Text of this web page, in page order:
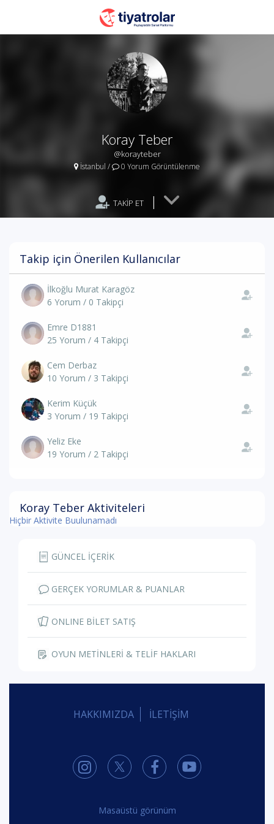
Koray Teber
@korayteber
İstanbul / 0 Yorum Görüntülenme
TAKİP ET |
Takip için Önerilen Kullanıcılar
İlkoğlu Murat Karagöz
6 Yorum / 0 Takipçi
Emre D1881
25 Yorum / 4 Takipçi
Cem Derbaz
10 Yorum / 3 Takipçi
Kerim Küçük
3 Yorum / 19 Takipçi
Yeliz Eke
19 Yorum / 2 Takipçi
Koray Teber Aktiviteleri
Hiçbir Aktivite Buulunamadı
GÜNCEL İÇERİK
GERÇEK YORUMLAR & PUANLAR
ONLINE BİLET SATIŞ
OYUN METİNLERİ & TELİF HAKLARI
HAKKIMIZDA İLETİŞİM
Masaüstü görünüm